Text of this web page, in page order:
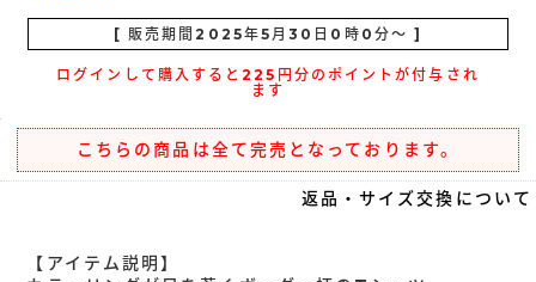
ログインして購入すると225円分のポイントが付与され
ます
[ 販売期間2025年5月30日0時0分～ ]
こちらの商品は全て完売となっております。
返品・サイズ交換について
【アイテム説明】